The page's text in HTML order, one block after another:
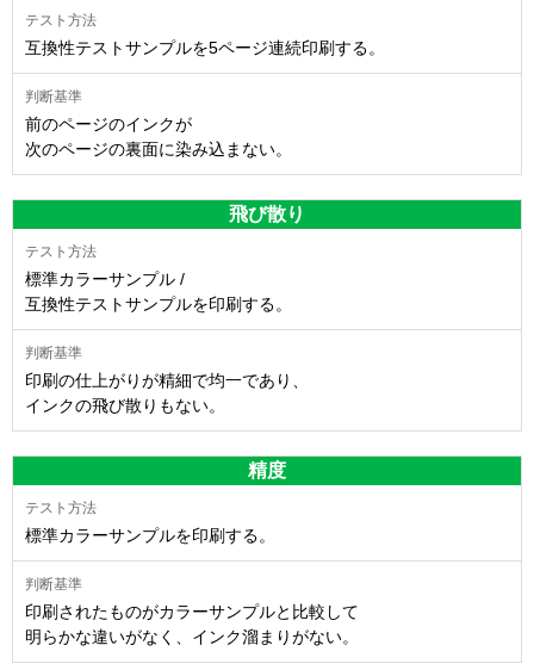
互換性テストサンプルを5ページ連続印刷する。
前のページのインクが
次のページの裏面に染み込まない。
飛び散り
標準カラーサンプル /
互換性テストサンプルを印刷する。
印刷の仕上がりが精細で均一であり、
インクの飛び散りもない。
精度
標準カラーサンプルを印刷する。
印刷されたものがカラーサンプルと比較して
明らかな違いがなく、インク溜まりがない。